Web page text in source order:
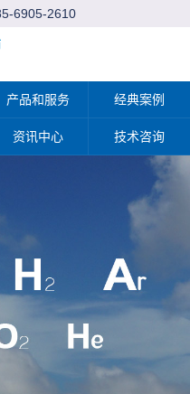
6905-2610
产品和服务 经典案例
资讯中心 技术咨询